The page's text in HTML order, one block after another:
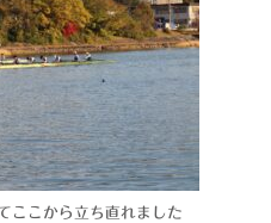
ここから立ち直れました